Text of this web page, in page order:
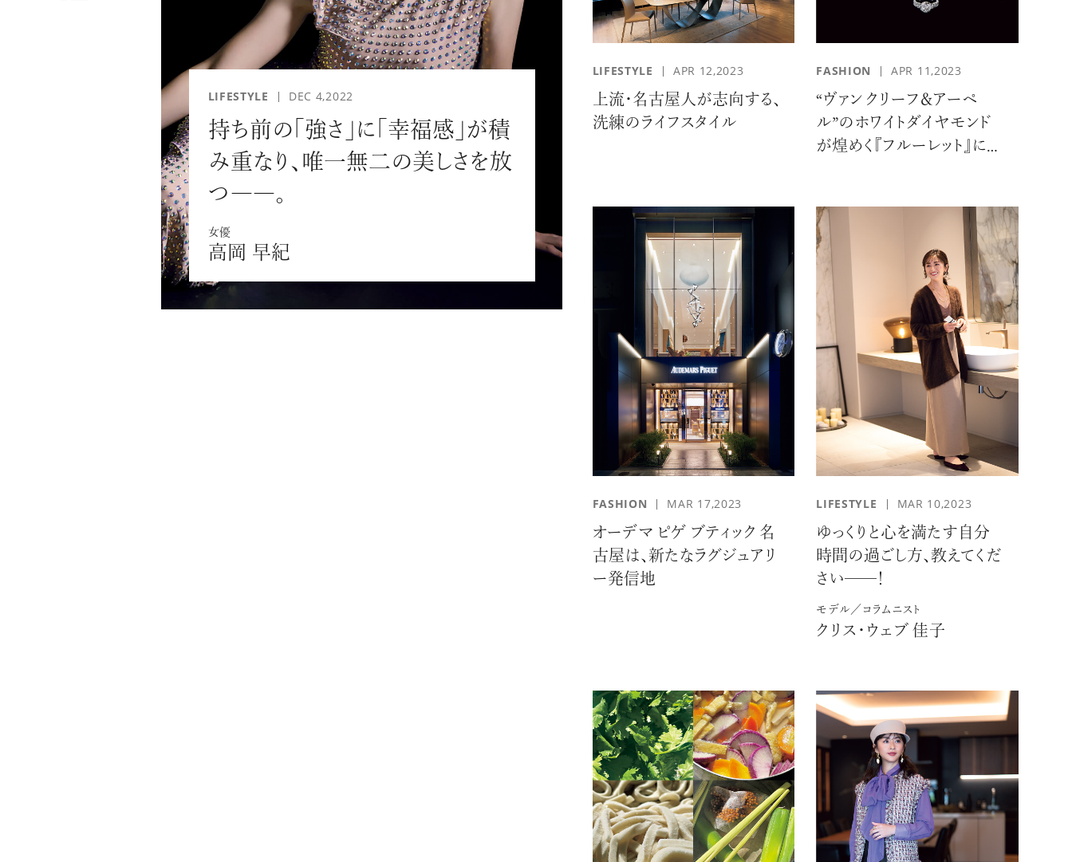
#WATCH #JEWELRY #CAR LIFE #MAKEUP #SKINCARE
#GOLF
LIFESTYLE DEC 4,2022
持ち前の「強さ」に「幸福感」が積
み重なり、唯一無二の美しさを放
つ――。
女優
高岡 早紀
LIFESTYLE APR 12,2023
上流・名古屋人が志向する、
洗練のライフスタイル
FASHION APR 11,2023
“ヴァン クリーフ＆アーペ
ル”のホワイトダイヤモンド
が煌めく『フルーレット』にと
FASHION MAR 17,2023
オーデマ ピゲ ブティック 名
古屋は、新たなラグジュアリ
ー発信地
LIFESTYLE MAR 10,2023
ゆっくりと心を満たす自分
時間の過ごし方、教えてくだ
さい──！
モデル／コラムニスト
クリス・ウェブ 佳子